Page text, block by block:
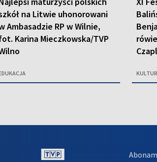
na Litwie uhonorowani
Ambasadzie RP w Wilnie,
Karina Mieczkowska/TVP